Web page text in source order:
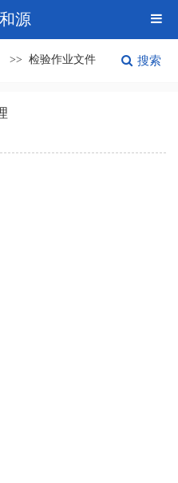
源
检验作业文件 搜索